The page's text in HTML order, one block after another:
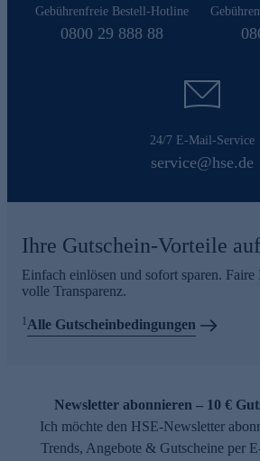
Gebührenfreie Bestell-Hotline
0800 29 888 88
24/7 E-Mail-Service
service@hse.de
Ihre Gutschein-Vorteile
Einfach einlösen und sofort sparen.
volle Transparenz.
1Alle Gutscheinbedingungen
Newsletter abonnieren – 10 €
Ich möchte den HSE-Newsletter
Trends, Angebote & Gutscheine per